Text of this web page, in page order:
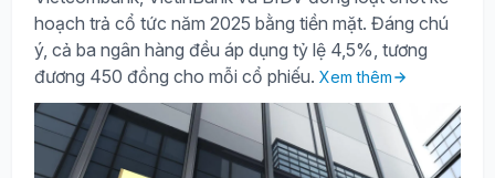
hoạch trả cổ tức năm 2025 bằng tiền mặt. Đáng chú
ý, cả ba ngân hàng đều áp dụng tỷ lệ 4,5%, tương
đương 450 đồng cho mỗi cổ phiếu. Xem thêm